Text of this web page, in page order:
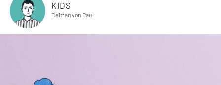
KIDS
Beitrag von Paul